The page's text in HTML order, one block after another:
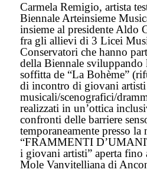
Carmela Remigio, artista
Biennale Arteinsieme
insieme al presidente Aldo
fra gli allievi di 3 Licei
Conservatori che hanno
della Biennale sviluppando
soffitta de “La Bohème”
di incontro di giovani
musicali/scenografici/
realizzati in un’ottica
confronti delle barriere
temporaneamente presso la
“FRAMMENTI
i giovani artisti” aperta fino
Mole Vanvitelliana di